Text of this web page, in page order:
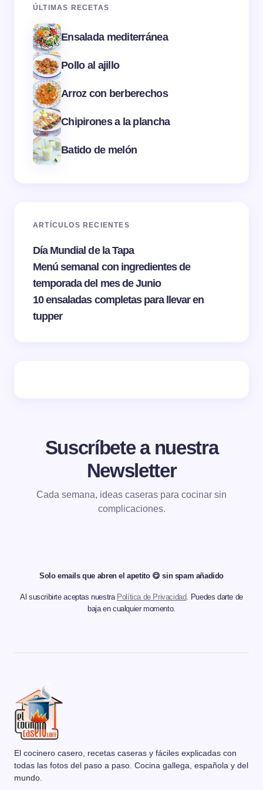
ÚLTIMAS RECETAS
Ensalada mediterránea
Pollo al ajillo
Arroz con berberechos
Chipirones a la plancha
Batido de melón
ARTÍCULOS RECIENTES
Día Mundial de la Tapa
Menú semanal con ingredientes de
temporada del mes de Junio
10 ensaladas completas para llevar en
tupper
Suscríbete a nuestra
Newsletter
Cada semana, ideas caseras para cocinar sin
complicaciones.
Solo emails que abren el apetito 😋 sin spam añadido
Al suscribirte aceptas nuestra Política de Privacidad. Puedes darte de
baja en cualquier momento.
El cocinero casero, recetas caseras y fáciles explicadas con
todas las fotos del paso a paso. Cocina gallega, española y del
mundo.